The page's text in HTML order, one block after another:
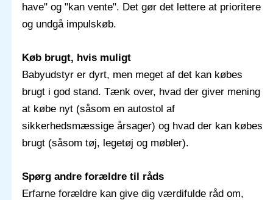
have" og "kan vente". Det gør det lettere at prioritere
og undgå impulskøb.
Køb brugt, hvis muligt
Babyudstyr er dyrt, men meget af det kan købes
brugt i god stand. Tænk over, hvad der giver mening
at købe nyt (såsom en autostol af
sikkerhedsmæssige årsager) og hvad der kan købes
brugt (såsom tøj, legetøj og møbler).
Spørg andre forældre til råds
Erfarne forældre kan give dig værdifulde råd om,